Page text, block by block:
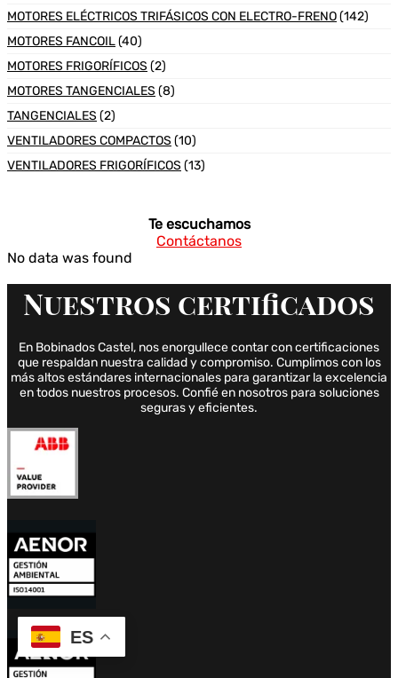
MOTORES ELÉCTRICOS TRIFÁSICOS CON ELECTRO-FRENO(142)
MOTORES FANCOIL(40)
MOTORES FRIGORÍFICOS (2)
MOTORES TANGENCIALES (8)
TANGENCIALES (2)
VENTILADORES COMPACTOS (10)
VENTILADORES FRIGORÍFICOS (13)
Te escuchamos
Contáctanos
No data was found
Nuestros certificados
En Bobinados Castel, nos enorgullece contar con certificaciones
que respaldan nuestra calidad y compromiso. Cumplimos con los
más altos estándares internacionales para garantizar la excelencia
en todos nuestros procesos. Confié en nosotros para soluciones
seguras y eficientes.
ES